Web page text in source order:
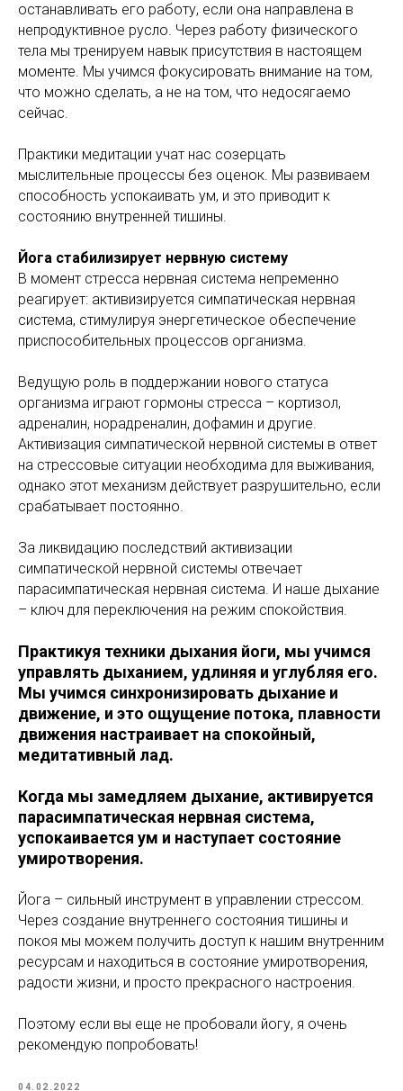
останавливать его работу, если она направлена в
непродуктивное русло. Через работу физического
тела мы тренируем навык присутствия в настоящем
моменте. Мы учимся фокусировать внимание на том,
что можно сделать, а не на том, что недосягаемо
сейчас.
Практики медитации учат нас созерцать
мыслительные процессы без оценок. Мы развиваем
способность успокаивать ум, и это приводит к
состоянию внутренней тишины.
Йога стабилизирует нервную систему
В момент стресса нервная система непременно
реагирует: активизируется симпатическая нервная
система, стимулируя энергетическое обеспечение
приспособительных процессов организма.
Ведущую роль в поддержании нового статуса
организма играют гормоны стресса – кортизол,
адреналин, норадреналин, дофамин и другие.
Активизация симпатической нервной системы в ответ
на стрессовые ситуации необходима для выживания,
однако этот механизм действует разрушительно, если
срабатывает постоянно.
За ликвидацию последствий активизации
симпатической нервной системы отвечает
парасимпатическая нервная система. И наше дыхание
– ключ для переключения на режим спокойствия.
Практикуя техники дыхания йоги, мы учимся
управлять дыханием, удлиняя и углубляя его.
Мы учимся синхронизировать дыхание и
движение, и это ощущение потока, плавности
движения настраивает на спокойный,
медитативный лад.
Когда мы замедляем дыхание, активируется
парасимпатическая нервная система,
успокаивается ум и наступает состояние
умиротворения.
Йога – сильный инструмент в управлении стрессом.
Через создание внутреннего состояния тишины и
покоя мы можем получить доступ к нашим внутренним
ресурсам и находиться в состояние умиротворения,
радости жизни, и просто прекрасного настроения.
Поэтому если вы еще не пробовали йогу, я очень
рекомендую попробовать!
04.02.2022